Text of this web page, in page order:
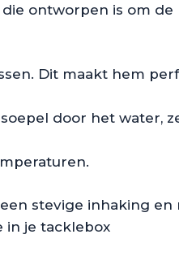
ontworpen is om de
Dit maakt hem
door het water,
stevige inhaking en
in je tacklebox